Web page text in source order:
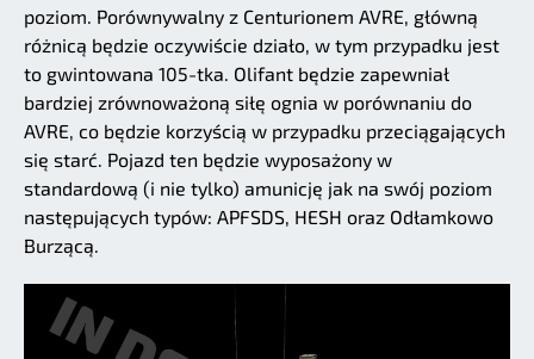
poziom. Porównywalny z Centurionem AVRE, główną
różnicą będzie oczywiście działo, w tym przypadku jest
to gwintowana 105-tka. Olifant będzie zapewniał
bardziej zrównoważoną siłę ognia w porównaniu do
AVRE, co będzie korzyścią w przypadku przeciągających
się starć. Pojazd ten będzie wyposażony w
standardową (i nie tylko) amunicję jak na swój poziom
następujących typów: APFSDS, HESH oraz Odłamkowo
Burzącą.